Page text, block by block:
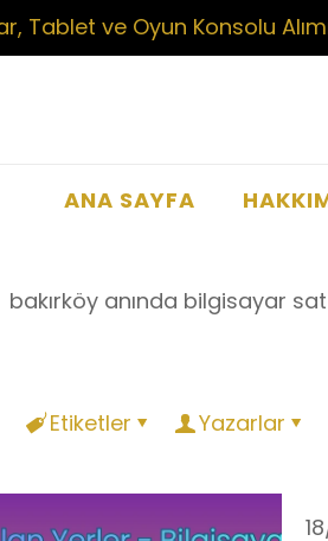
Tablet ve Oyun Konsolu
ANA SAYFA
bakırköy anında bilgisayar sat
Etiketler Yazarlar